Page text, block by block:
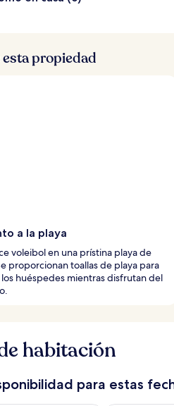
propiedad
a la playa
voleibol en una prístina playa de
proporcionan toallas de playa para
huéspedes mientras disfrutan del
habitación
para estas